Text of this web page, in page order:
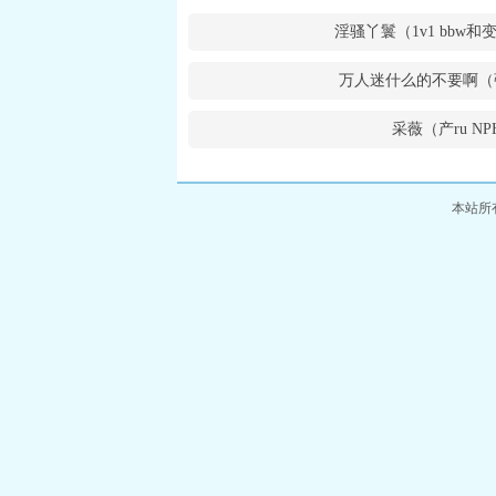
淫骚丫鬟（1v1 bbw和
万人迷什么的不要啊
采薇（产ru
本站所